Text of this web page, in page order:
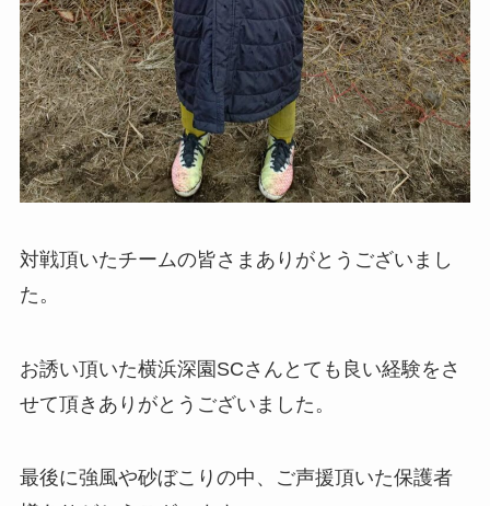
対戦頂いたチームの皆さまありがとうございまし
た。
お誘い頂いた横浜深園SCさんとても良い経験をさ
せて頂きありがとうございました。
最後に強風や砂ぼこりの中、ご声援頂いた保護者